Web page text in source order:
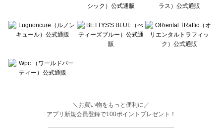
＼お買い物をもっと便利に／
アプリ新規会員登録で100ポイントプレゼント！